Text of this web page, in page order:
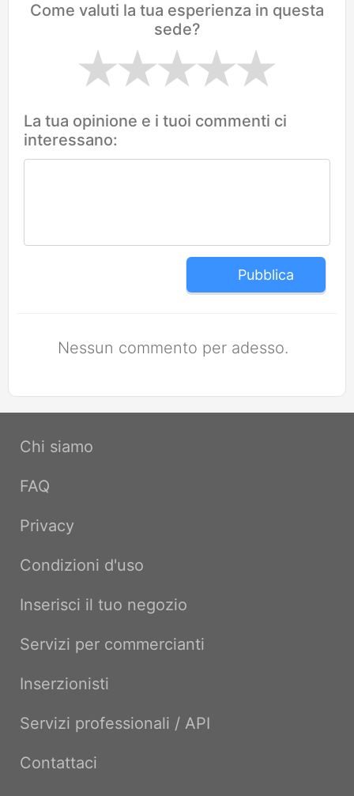
Come valuti la tua esperienza in questa
sede?
La tua opinione e i tuoi commenti ci
interessano:
Pubblica
Nessun commento per adesso.
Chi siamo
FAQ
Privacy
Condizioni d'uso
Inserisci il tuo negozio
Servizi per commercianti
Inserzionisti
Servizi professionali / API
Contattaci